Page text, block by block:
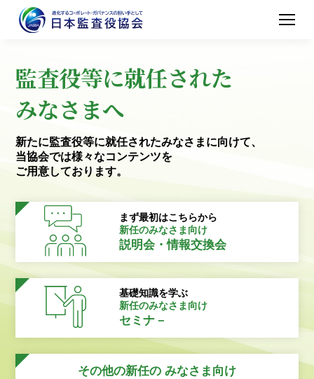
監査役等に就任された
みなさまへ
新たに監査役等に就任されたみなさまに向けて、
当協会では様々なコンテンツを
ご用意しております。
まず最初はこちらから
新任のみなさま向け
説明会・情報交換会
基礎知識を学ぶ
新任のみなさま向け
セミナ－
その他の新任の みなさま向け